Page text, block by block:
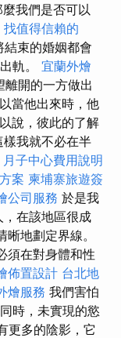
我們是否可以
找值得信賴的
束的婚姻都會
軌。 宜蘭外燴
開的一方做出
當他出來時，他
說，彼此的了解
我就不必在半
月子中心費用說明
案 柬埔寨旅遊簽
公司服務 於是我
在該地區很成
地劃定界線。
須在對身體和性
佈置設計 台北地
燴服務 我們害怕
時，未實現的慾
更多的陰影，它